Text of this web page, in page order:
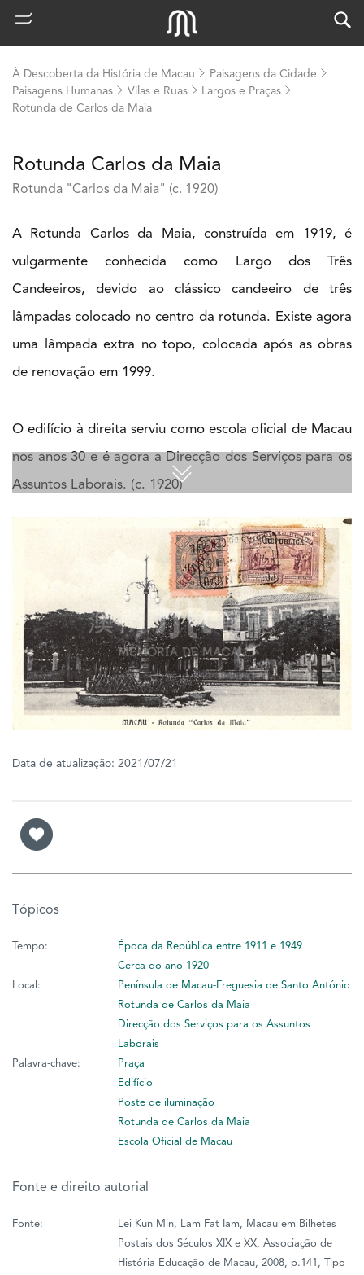
搜
m
N
o
ó
榮
À Descoberta da História de Macau
Paisagens da Cidade
Paisagens Humanas
Vilas e Ruas
Largos e Praças
Rotunda de Carlos da Maia
Rotunda Carlos da Maia
Rotunda "Carlos da Maia" (c. 1920)
A Rotunda Carlos da Maia, construída em 1919, é
vulgarmente conhecida como Largo dos Três
Candeeiros, devido ao clássico candeeiro de três
lâmpadas colocado no centro da rotunda. Existe agora
uma lâmpada extra no topo, colocada após as obras
de renovação em 1999.
O edifício à direita serviu como escola oficial de Macau
nos anos 30 e é agora a Direcção dos Serviços para os
Assuntos Laborais. (c. 1920)
Data de atualização: 2021/07/21
Tópicos
Tempo:
Época da República entre 1911 e 1949
Cerca do ano 1920
Local:
Península de Macau-Freguesia de Santo António
Rotunda de Carlos da Maia
Direcção dos Serviços para os Assuntos
Laborais
Palavra-chave:
Praça
Edifício
Poste de iluminação
Rotunda de Carlos da Maia
Escola Oficial de Macau
Fonte e direito autorial
Fonte:
Lei Kun Min, Lam Fat Iam, Macau em Bilhetes
Postais dos Séculos XIX e XX, Associação de
História Educação de Macau, 2008, p.141, Tipo